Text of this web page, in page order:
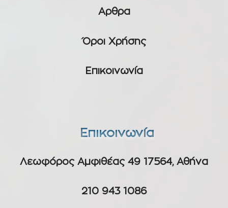
Αρθρα
Όροι Χρήσης
Επικοινωνία
Επικοινωνία
Λεωφόρος Αμφιθέας 49 17564, Αθήνα
210 943 1086